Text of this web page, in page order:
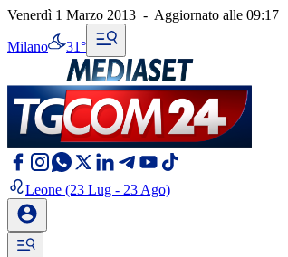
Venerdì 1 Marzo 2013 - Aggiornato alle 09:17
Milano 31°
Leone (23 Lug - 23 Ago)